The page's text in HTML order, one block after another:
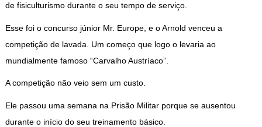
de fisiculturismo durante o seu tempo de serviço.
Esse foi o concurso júnior Mr. Europe, e o Arnold venceu a
competição de lavada. Um começo que logo o levaria ao
mundialmente famoso “Carvalho Austríaco”.
A competição não veio sem um custo.
Ele passou uma semana na Prisão Militar porque se ausentou
durante o início do seu treinamento básico.